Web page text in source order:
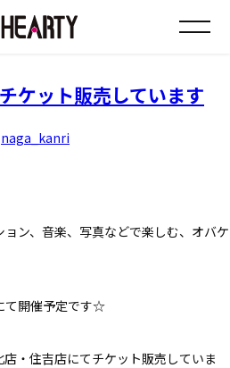
ケット販売しています
naga_kanri
ン、音楽、写真などで楽しむ、オバケ
て開催予定です☆
・住吉店にてチケット販売していま